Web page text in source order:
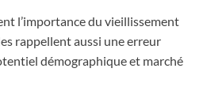
l’importance du vieillissement
rappellent aussi une erreur
démographique et marché